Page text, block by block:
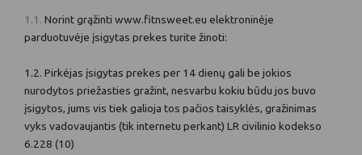
1.1. Norint grąžinti www.fitnsweet.eu elektroninėje
parduotuvėje įsigytas prekes turite žinoti:
1.2. Pirkėjas įsigytas prekes per 14 dienų gali be jokios
nurodytos priežasties gražint, nesvarbu kokiu būdu jos buvo
įsigytos, jums vis tiek galioja tos pačios taisyklės, gražinimas
vyks vadovaujantis (tik internetu perkant) LR civilinio kodekso
6.228 (10)